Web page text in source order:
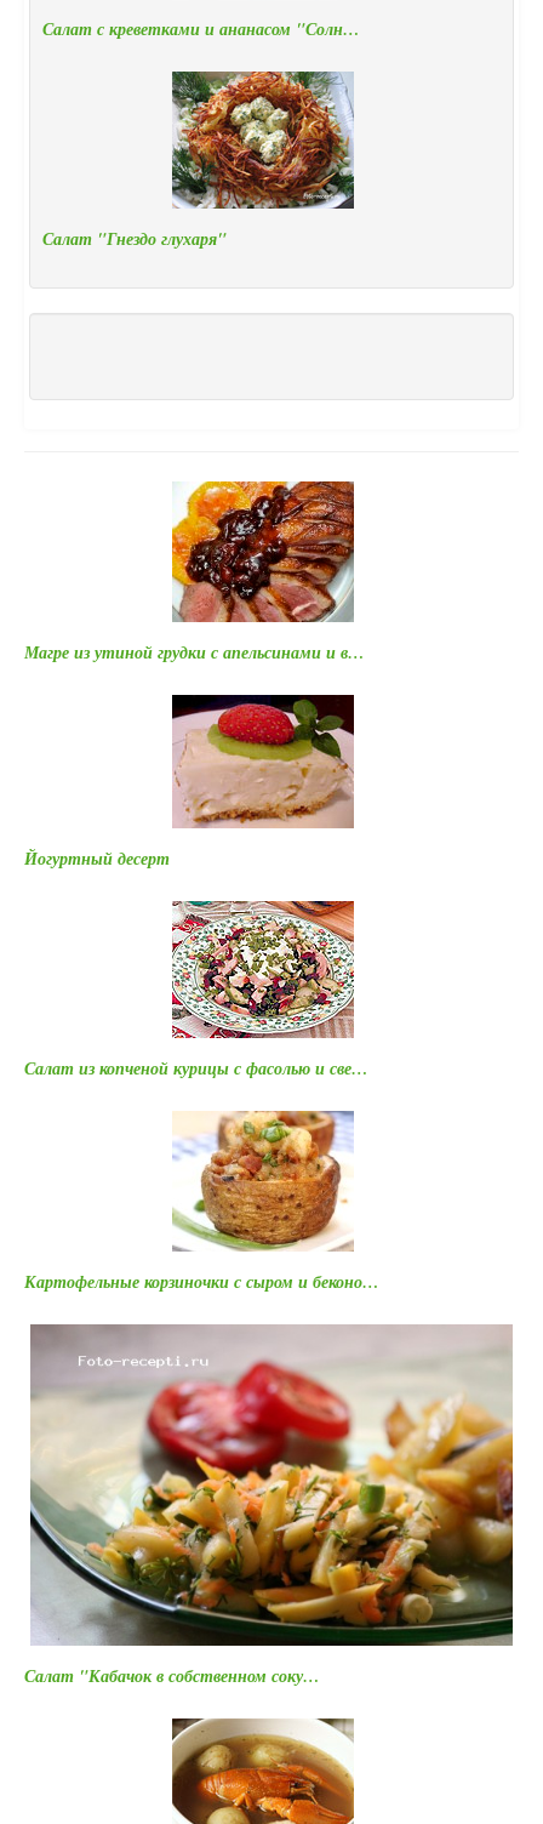
Салат с креветками и ананасом "Солн…
Салат "Гнездо глухаря"
Магре из утиной грудки с апельсинами и в…
Йогуртный десерт
Салат из копченой курицы с фасолью и све…
Картофельные корзиночки с сыром и беконо…
Салат "Кабачок в собственном соку…